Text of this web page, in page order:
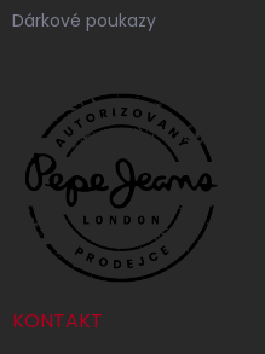
Dárkové poukazy
KONTAKT